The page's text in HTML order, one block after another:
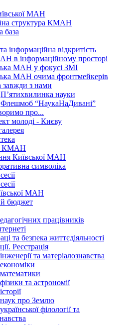
МАН
структура КМАН
база
інформаційна відкритість
в інформаційному просторі
МАН у фокусі ЗМІ
МАН очима фронтмейкерів
завжди з нами
П’ятихвилинка науки
Флешмоб “НаукаНаДивані”
про...
молоді - Києву
КМАН
Київської МАН
символіка
МАН
бюджет
працівників
та безпека життєдіяльності
Реєстрація
та матеріалознавства
та астрономії
наук про Землю
філології та